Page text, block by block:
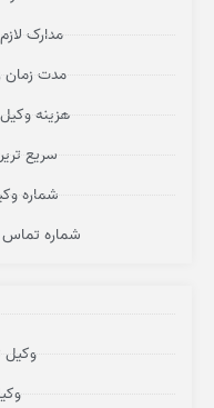
مدارک
مدت زمان
هزینه
سریع
شماره
شماره تماس
وکیل